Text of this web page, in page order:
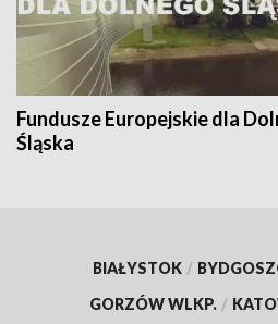
Fundusze Europejskie dla
Śląska
BIAŁYSTOK /
GORZÓW WLKP. /